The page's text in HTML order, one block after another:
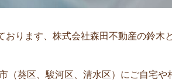
ります、株式会社森田不動産の鈴木
（葵区、駿河区、清水区）にご自宅